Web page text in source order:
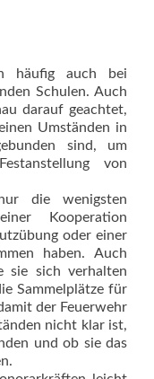
häufig auch bei
Schulen. Auch
darauf geachtet,
Umständen in
sind, um
von
die wenigsten
Kooperation
oder einer
haben. Auch
sie sich verhalten
Sammelplätze für
der Feuerwehr
nicht klar ist,
und ob sie das